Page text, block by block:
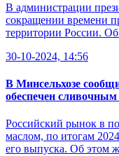
В администрации
сокращении времени
территории России.
30-10-2024, 14:56
В Минсельхозе
обеспечен
Российский рынок в
маслом, по итогам
его выпуска. Об этом